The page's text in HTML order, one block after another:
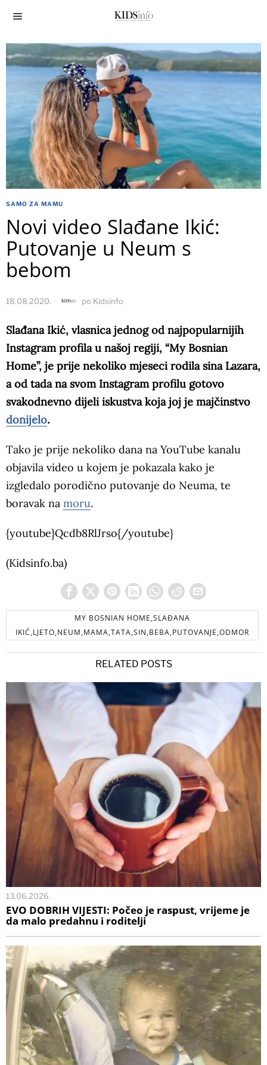
SAMO ZA MAMU
Novi video Slađane Ikić:
Putovanje u Neum s
bebom
18.08.2020. po Kidsinfo
Slađana Ikić, vlasnica jednog od najpopularnijih
Instagram profila u našoj regiji, “My Bosnian
Home”, je prije nekoliko mjeseci rodila sina Lazara,
a od tada na svom Instagram profilu gotovo
svakodnevno dijeli iskustva koja joj je majčinstvo
donijelo.
Tako je prije nekoliko dana na YouTube kanalu
objavila video u kojem je pokazala kako je
izgledalo porodično putovanje do Neuma, te
boravak na moru.
{youtube}Qcdb8RlJrso{/youtube}
(Kidsinfo.ba)
MY BOSNIAN HOME,SLAĐANA
IKIĆ,LJETO,NEUM,MAMA,TATA,SIN,BEBA,PUTOVANJE,ODMOR
RELATED POSTS
13.06.2026.
EVO DOBRIH VIJESTI: Počeo je raspust, vrijeme je
da malo predahnu i roditelji